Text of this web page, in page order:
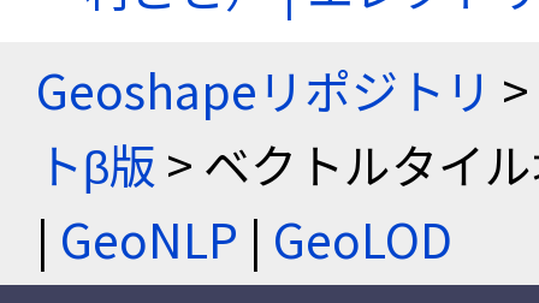
Geoshapeリポジトリ >
トβ版 > ベクトルタイ
| GeoNLP | GeoLOD